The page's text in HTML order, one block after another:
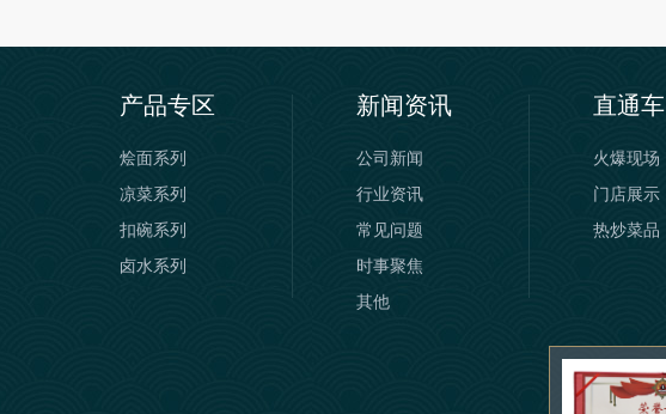
产品专区
烩面系列
凉菜系列
扣碗系列
卤水系列
新闻资讯
公司新闻
行业资讯
常见问题
时事聚焦
其他
直通车
火爆现场
门店展示
热炒菜品